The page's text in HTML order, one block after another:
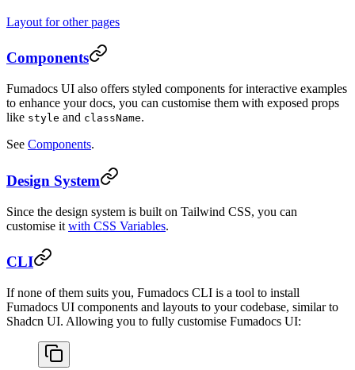
Layout for other pages
Components
Fumadocs UI also offers styled components for interactive examples
to enhance your docs, you can customise them with exposed props
like style and className.
See Components.
Design System
Since the design system is built on Tailwind CSS, you can
customise it with CSS Variables.
CLI
If none of them suits you, Fumadocs CLI is a tool to install
Fumadocs UI components and layouts to your codebase, similar to
Shadcn UI. Allowing you to fully customise Fumadocs UI: